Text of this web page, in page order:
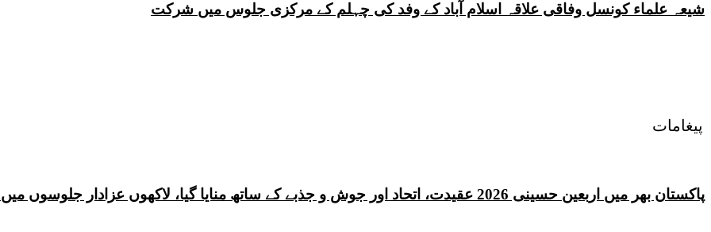
پیغامات
شیعہ علماء کونسل وفاقی علاقہ اسلام آباد کے وفد کی چہلم کے مرکزی جلوس میں شرکت
پاکستان بھر میں اربعین حسینی 2026 عقیدت، اتحاد اور جوش و جذبے کے ساتھ منایا گیا، لاکھوں عزادار جلوسوں میں شریک